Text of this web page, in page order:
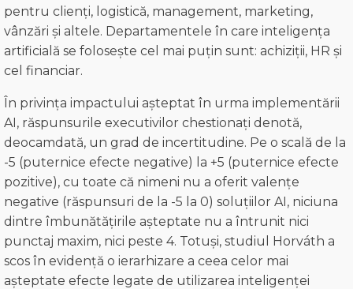
pentru clienți, logistică, management, marketing,
vânzări și altele. Departamentele în care inteligența
artificială se folosește cel mai puțin sunt: achiziții, HR și
cel financiar.
În privința impactului așteptat în urma implementării
AI, răspunsurile executivilor chestionați denotă,
deocamdată, un grad de incertitudine. Pe o scală de la
-5 (puternice efecte negative) la +5 (puternice efecte
pozitive), cu toate că nimeni nu a oferit valențe
negative (răspunsuri de la -5 la 0) soluțiilor AI, niciuna
dintre îmbunătățirile așteptate nu a întrunit nici
punctaj maxim, nici peste 4. Totuși, studiul Horváth a
scos în evidență o ierarhizare a ceea celor mai
așteptate efecte legate de utilizarea inteligenței